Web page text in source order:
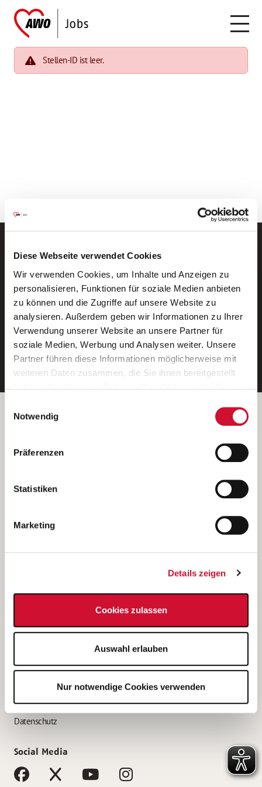
Diese Webseite verwendet Cookies
Wir verwenden Cookies, um Inhalte und Anzeigen zu
personalisieren, Funktionen für soziale Medien anbieten
zu können und die Zugriffe auf unsere Website zu
analysieren. Außerdem geben wir Informationen zu Ihrer
Verwendung unserer Website an unsere Partner für
soziale Medien, Werbung und Analysen weiter. Unsere
Partner führen diese Informationen möglicherweise mit
weiteren Daten zusammen, die Sie ihnen bereitgestellt
Wenn Sie auf „Cookies zulassen“ klicken, so stimmen
Sie der Speicherung sämtlicher Cookies zu. Sie können
Ihre Einwilligung selbstverständlich jederzeit widerrufen,
indem Sie die Cookie-Einstellungen aufrufen und diese
unsererDatenschutzerklärung
Notwendig
Präferenzen
Statistiken
Marketing
Details zeigen
Cookies zulassen
Auswahl erlauben
Nur notwendige Cookies verwenden
Stellen-ID ist leer.
Neue Stellen per E-Mail.
Ein kostenloser Service von AWO
Jobs.
E-Mail-Adresse eintragen
Betreiber der Webseite
Kantstraße 45a
(Ein Tochterunternehmen des AWO Bezirksverbandes Unterfranken
e.V.)
Bewerbung als Altenpflegehelfer*in
Bewerbung als Erzieher*in
AWO Gliederungen nach Bundesland
Impressum
Datenschutz
Social Media